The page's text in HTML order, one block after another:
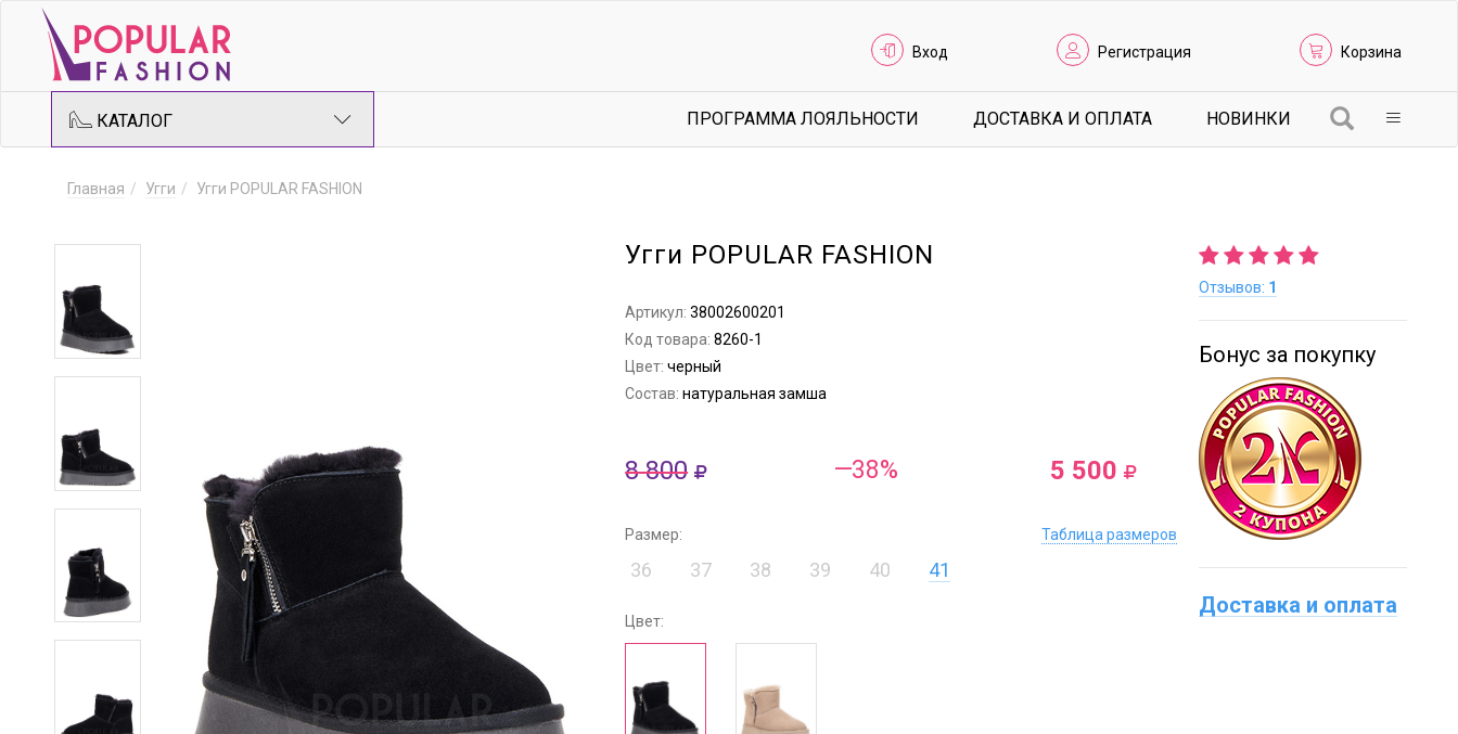
Вход Регистрация Корзина
КАТАЛОГ ПРОГРАММА ЛОЯЛЬНОСТИ ДОСТАВКА И ОПЛАТА НОВИНКИ
Главная Угги Угги POPULAR FASHION
Угги POPULAR FASHION
Артикул:38002600201
Код товара:8260-1
Цвет:черный
Состав:натуральная замша
8 800 —38% 5 500
Размер: Таблица размеров
36 37 38 39 40 41
Цвет:
Отзывов: 1
Бонус за покупку
Доставка и оплата